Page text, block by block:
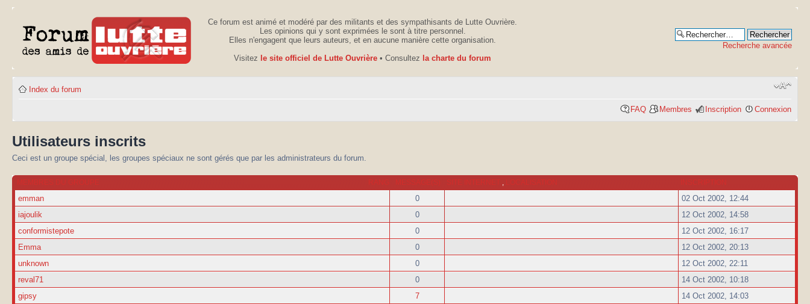
Ce forum est animé et modéré par des militants et des sympathisants de Lutte Ouvrière.
Les opinions qui y sont exprimées le sont à titre personnel.
Elles n'engagent que leurs auteurs, et en aucune manière cette organisation.
Visitez le site officiel de Lutte Ouvrière • Consultez la charte du forum
Recherche avancée
Index du forum
FAQ Membres Inscription Connexion
Utilisateurs inscrits
Ceci est un groupe spécial, les groupes spéciaux ne sont gérés que par les administrateurs du forum.
RANG
MEMBRES DU GROUPE MESSAGE(S) SITE INTERNET LOCALISATION INSCRIPTION
emman 0
02 Oct 2002, 12:44
iajoulik
0
12 Oct 2002, 14:58
conformistepote
0
12 Oct 2002, 16:17
Emma
0
12 Oct 2002, 20:13
unknown
0
12 Oct 2002, 22:11
reval71
0
14 Oct 2002, 10:18
gipsy
7
14 Oct 2002, 14:03